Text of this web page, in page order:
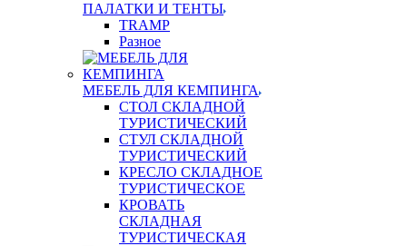
ПАЛАТКИ И ТЕНТЫ
TRAMP
Разное
МЕБЕЛЬ ДЛЯ КЕМПИНГА
СТОЛ СКЛАДНОЙ
ТУРИСТИЧЕСКИЙ
СТУЛ СКЛАДНОЙ
ТУРИСТИЧЕСКИЙ
КРЕСЛО СКЛАДНОЕ
ТУРИСТИЧЕСКОЕ
КРОВАТЬ
СКЛАДНАЯ
ТУРИСТИЧЕСКАЯ